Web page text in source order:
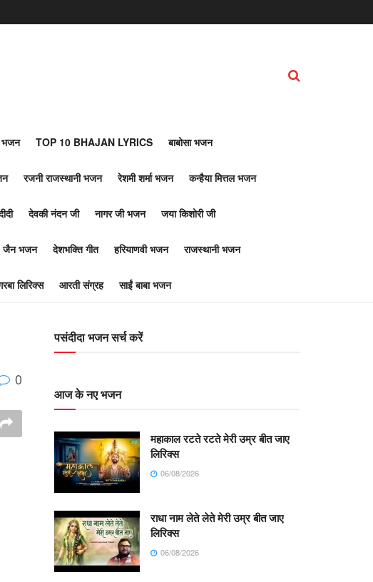
भजन TOP 10 BHAJAN LYRICS बाबोसा भजन
रजनी राजस्थानी भजन रेशमी शर्मा भजन कन्हैया मित्तल भजन
देवकी नंदन जी नागर जी भजन जया किशोरी जी
जैन भजन देशभक्ति गीत हरियाणवी भजन राजस्थानी भजन
लिरिक्स आरती संग्रह साईं बाबा भजन
0
पसंदीदा भजन सर्च करें
आज के नए भजन
महाकाल रटते रटते मेरी उम्र बीत जाए
लिरिक्स
06/08/2026
राधा नाम लेते लेते मेरी उम्र बीत जाए
लिरिक्स
06/08/2026